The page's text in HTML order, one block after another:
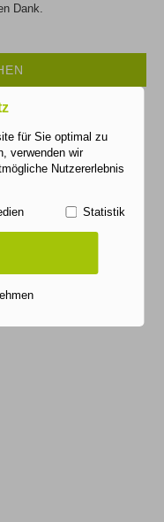
Dank.
für Sie optimal zu
verwenden wir
Nutzererlebnis
Statistik